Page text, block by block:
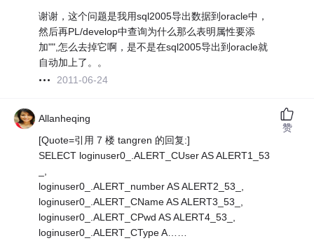
谢谢，这个问题是我用sql2005导出数据到oracle中，
然后再PL/develop中查询为什么那么表明属性要添
加"",怎么去掉它啊，是不是在sql2005导出到oracle就
自动加上了。。
2011-06-24
Allanheqing
[Quote=引用 7 楼 tangren 的回复:]
SELECT loginuser0_.ALERT_CUser AS ALERT1_53
_,
loginuser0_.ALERT_number AS ALERT2_53_,
loginuser0_.ALERT_CName AS ALERT3_53_,
loginuser0_.ALERT_CPwd AS ALERT4_53_,
loginuser0_.ALERT_CType A……
赞